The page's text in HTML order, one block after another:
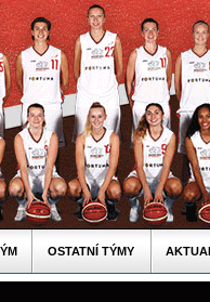
OSTATNÍ TÝMY